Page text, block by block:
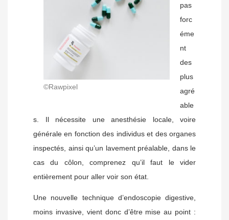
©Rawpixel
pas
forc
éme
nt
des
plus
agré
able
s. Il nécessite une anesthésie locale, voire
générale en fonction des individus et des organes
inspectés, ainsi qu’un lavement préalable, dans le
cas du côlon, comprenez qu’il faut le vider
entièrement pour aller voir son état.
Une nouvelle technique d’endoscopie digestive,
moins invasive, vient donc d’être mise au point :